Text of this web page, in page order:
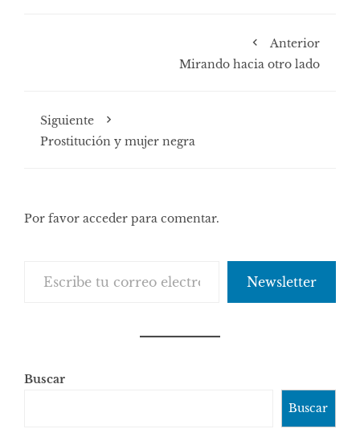
Anterior
Mirando hacia otro lado
Siguiente
Prostitución y mujer negra
Por favor acceder para comentar.
Newsletter
Buscar
Buscar